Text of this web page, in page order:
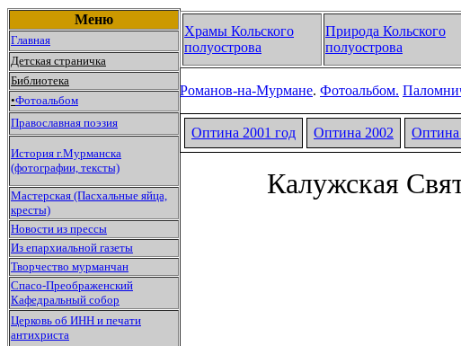
Меню
Главная
Детская страничка
Библиотека
•Фотоальбом
Православная поэзия
История г.Мурманска
(фотографии, тексты)
Мастерская (Пасхальные яйца,
кресты)
Новости из прессы
Из епархиальной газеты
Творчество мурманчан
Спасо-Преображенский
Кафедральный собор
Церковь об ИНН и печати
антихриста
Храмы Кольского
полуострова
Природа Кольского
полуострова
Романов-на-Мурмане. Фотоальбом.
Оптина 2001 год Оптина 2002 Оптина
Калужская